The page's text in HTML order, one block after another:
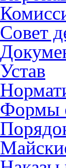
Совет
Устав
Формы